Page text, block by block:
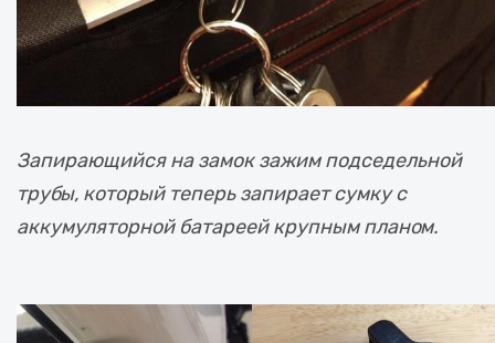
Запирающийся на замок зажим подседельной
трубы, который теперь запирает сумку с
аккумуляторной батареей крупным планом.